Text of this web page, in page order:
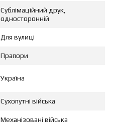
Сублімаційний друк,
односторонній
Для вулиці
Прапори
Україна
Сухопутні війська
Механізовані війська